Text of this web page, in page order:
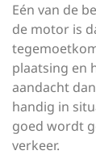
Eén van de
de motor is
plaatsing en
aandacht
handig in
goed wordt
verkeer.